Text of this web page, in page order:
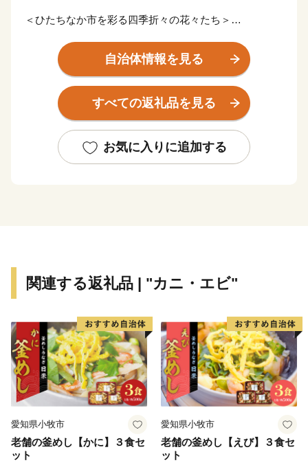
＜ひたちなか市を彩る四季折々の花々たち＞
かな春が訪れる頃、国営ひたち海浜公園では、香り高く
色鮮やかなスイセン、カラフルで可愛らしいチューリッ
プ、そして、『死ぬまでに行きたい！世界の絶景』と評
され空の青・海の青のハーモニーが美しいネモフィラが
現す新緑のコキアは、秋にかけて赤と緑のグラデーショ
ンを表現し、10月頃には『紅葉コキア』として一面を真
たい海の幸。 那珂湊おさかな市場では、旬の魚介類や
間100万人以上の観光客が訪れます。大きなネタが魅力
のお寿司や新鮮な海の幸が盛りだくさんの海鮮丼を心ゆ
くまでご堪能いただけます。その他、たこの加工生産量
日本一を誇り、多数の水産加工会社では様々な商品の製
造、オリジナル商品の開発が盛んに行われています。ま
ルシースイーツとして子供から大人まで皆に愛されるひ
たちなか市ソウルフードです。
自治体情報を見る
すべての返礼品を見る
お気に入りに追加する
関連する返礼品 | "カニ・エビ"
愛知県小牧市
老舗の釜めし【かに】３食セ
ット
愛知県小牧市
老舗の釜めし【えび】３食セ
ット